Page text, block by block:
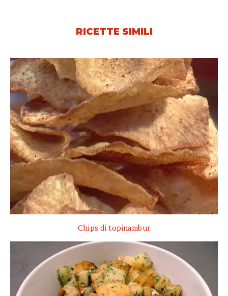
RICETTE SIMILI
Chips di topinambur